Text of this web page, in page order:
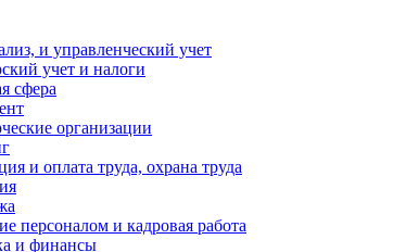
и управленческий учет
учет и налоги
сфера
организации
и оплата труда, охрана труда
персоналом и кадровая работа
и финансы